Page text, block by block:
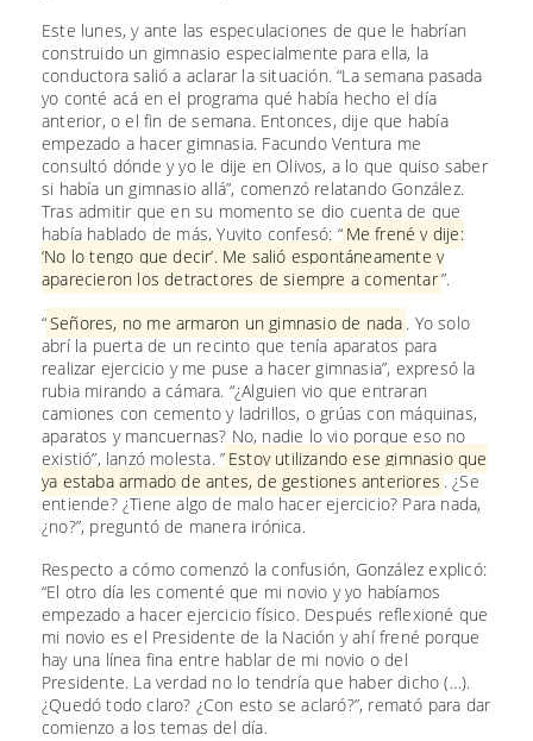
Este lunes, y ante las especulaciones de que le habrían
construido un gimnasio especialmente para ella, la
conductora salió a aclarar la situación. “La semana pasada
yo conté acá en el programa qué había hecho el día
anterior, o el fin de semana. Entonces, dije que había
empezado a hacer gimnasia. Facundo Ventura me
consultó dónde y yo le dije en Olivos, a lo que quiso saber
si había un gimnasio allá”, comenzó relatando González.
Tras admitir que en su momento se dio cuenta de que
había hablado de más, Yuyito confesó: “ Me frené y dije:
‘No lo tengo que decir’. Me salió espontáneamente y
aparecieron los detractores de siempre a comentar”.
“ Señores, no me armaron un gimnasio de nada . Yo solo
abrí la puerta de un recinto que tenía aparatos para
realizar ejercicio y me puse a hacer gimnasia”, expresó la
rubia mirando a cámara. “¿Alguien vio que entraran
camiones con cemento y ladrillos, o grúas con máquinas,
aparatos y mancuernas? No, nadie lo vio porque eso no
existió”, lanzó molesta. ” Estoy utilizando ese gimnasio que
ya estaba armado de antes, de gestiones anteriores . ¿Se
entiende? ¿Tiene algo de malo hacer ejercicio? Para nada,
¿no?”, preguntó de manera irónica.
Respecto a cómo comenzó la confusión, González explicó:
“El otro día les comenté que mi novio y yo habíamos
empezado a hacer ejercicio físico. Después reflexioné que
mi novio es el Presidente de la Nación y ahí frené porque
hay una línea fina entre hablar de mi novio o del
Presidente. La verdad no lo tendría que haber dicho (…).
¿Quedó todo claro? ¿Con esto se aclaró?”, remató para dar
comienzo a los temas del día.